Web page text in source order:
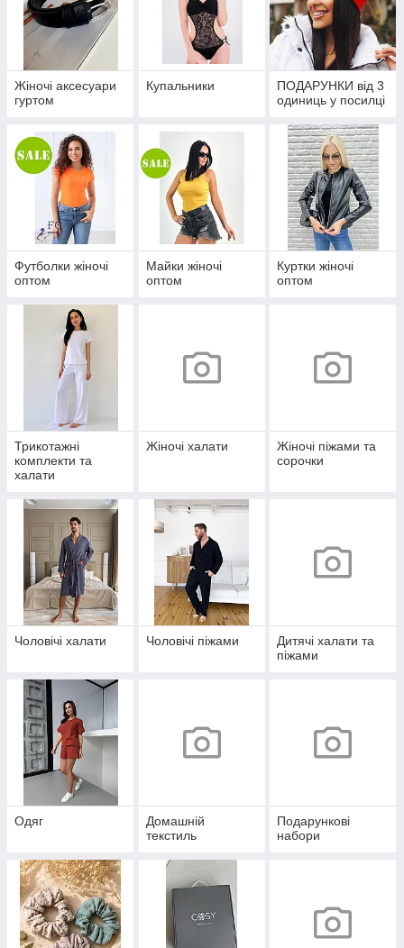
Жіночі аксесуари
гуртом
Купальники
ПОДАРУНКИ від 3
одиниць у посилці
Футболки жіночі
оптом
Майки жіночі
оптом
Куртки жіночі
оптом
Трикотажні
комплекти та
халати
Жіночі халати
Жіночі піжами та
сорочки
Чоловічі халати Чоловічі піжами
Дитячі халати та
піжами
Одяг
Домашній
текстиль
Подарункові
набори